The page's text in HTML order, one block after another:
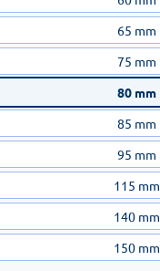
65 mm
75 mm
80 mm
85 mm
95 mm
115 mm
140 mm
150 mm